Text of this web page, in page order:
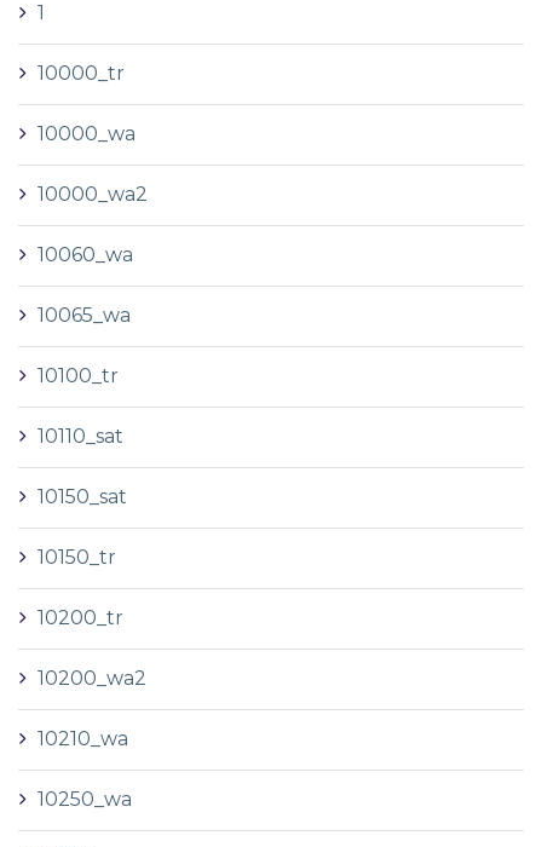
1
10000_tr
10000_wa
10000_wa2
10060_wa
10065_wa
10100_tr
10110_sat
10150_sat
10150_tr
10200_tr
10200_wa2
10210_wa
10250_wa